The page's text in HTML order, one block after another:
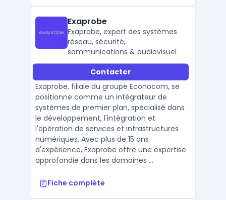
Exaprobe
Exaprobe, expert des systèmes
réseau, sécurité,
sommunications & audiovisuel
Contacter
Exaprobe, filiale du groupe Econocom, se
positionne comme un intégrateur de
systèmes de premier plan, spécialisé dans
le développement, l'intégration et
l'opération de services et infrastructures
numériques. Avec plus de 15 ans
d'expérience, Exaprobe offre une expertise
approfondie dans les domaines ...
Fiche complète